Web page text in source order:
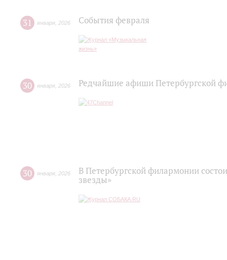
31 января 2026 События февраля
30 января 2026 Редчайшие афиши Петербургской
30 января 2026
В Петербургской филармонии
звезды»